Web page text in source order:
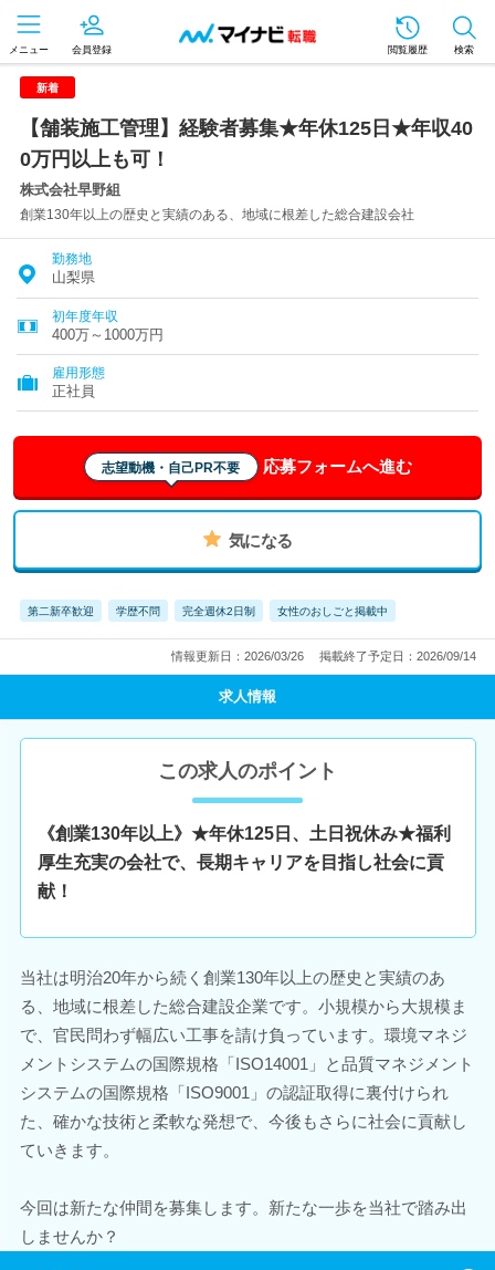
メニュー 会員登録 閲覧履歴 検索
新着
【舗装施工管理】経験者募集★年休125日★年収40
0万円以上も可！
株式会社早野組
創業130年以上の歴史と実績のある、地域に根差した総合建設会社
勤務地
山梨県
初年度年収
400万～1000万円
雇用形態
正社員
志望動機・自己PR不要 応募フォームへ進む
気になる
第二新卒歓迎 学歴不問 完全週休2日制 女性のおしごと掲載中
情報更新日：2026/03/26 掲載終了予定日：2026/09/14
求人情報
この求人のポイント
《創業130年以上》★年休125日、土日祝休み★福利
厚生充実の会社で、長期キャリアを目指し社会に貢
献！
当社は明治20年から続く創業130年以上の歴史と実績のあ
る、地域に根差した総合建設企業です。小規模から大規模ま
で、官民問わず幅広い工事を請け負っています。環境マネジ
メントシステムの国際規格「ISO14001」と品質マネジメント
システムの国際規格「ISO9001」の認証取得に裏付けられ
た、確かな技術と柔軟な発想で、今後もさらに社会に貢献し
ていきます。
今回は新たな仲間を募集します。新たな一歩を当社で踏み出
しませんか？